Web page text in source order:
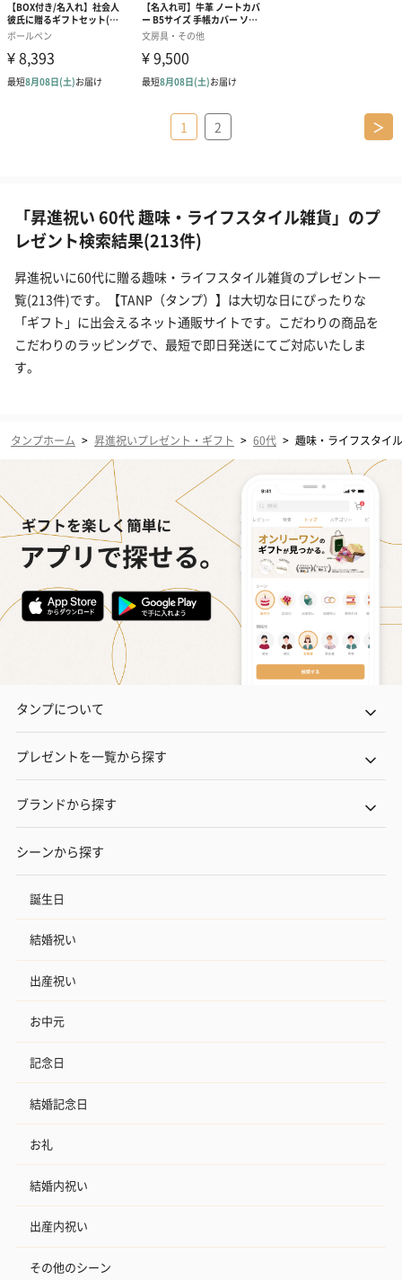
1 2 ＞
「昇進祝い 60代 趣味・ライフスタイル雑貨」のプ
レゼント検索結果(213件)
昇進祝いに60代に贈る趣味・ライフスタイル雑貨のプレゼント一
覧(213件)です。【TANP（タンプ）】は大切な日にぴったりな
「ギフト」に出会えるネット通販サイトです。こだわりの商品を
こだわりのラッピングで、最短で即日発送にてご対応いたしま
す。
タンプホーム > 昇進祝いプレゼント・ギフト > 60代 > 趣味・ライフスタイ
タンプについて
プレゼントを一覧から探す
ブランドから探す
シーンから探す
誕生日
結婚祝い
出産祝い
お中元
記念日
結婚記念日
お礼
結婚内祝い
出産内祝い
その他のシーン